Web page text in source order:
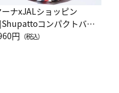
ナxJALショッピン
コンパクトバッ
JAL客室乗務員
円 （税込）